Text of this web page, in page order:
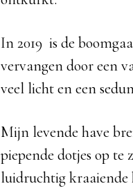
In 2019 is de
vervangen door een
veel licht en een
Mijn levende have
piepende dotjes op te
luidruchtig kraaiende